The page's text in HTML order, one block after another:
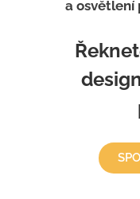
a osvětlení